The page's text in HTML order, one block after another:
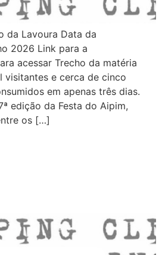
da Lavoura Data da
2026 Link para a
acessar Trecho da matéria
visitantes e cerca de cinco
em apenas três dias.
edição da Festa do Aipim,
os […]